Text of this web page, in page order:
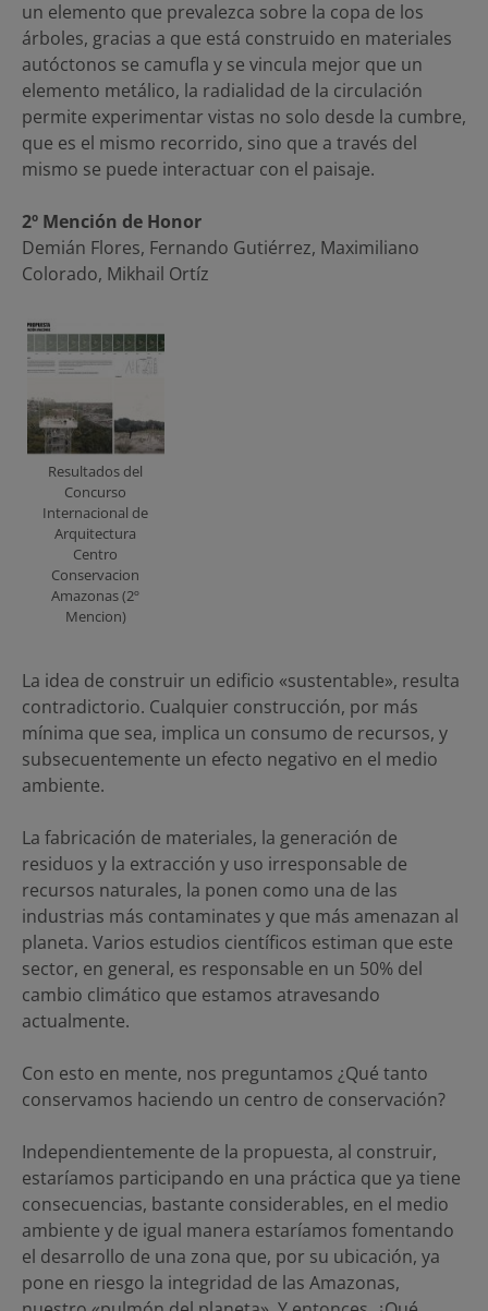
un elemento que prevalezca sobre la copa de los
árboles, gracias a que está construido en materiales
autóctonos se camufla y se vincula mejor que un
elemento metálico, la radialidad de la circulación
permite experimentar vistas no solo desde la cumbre,
que es el mismo recorrido, sino que a través del
mismo se puede interactuar con el paisaje.
2º Mención de Honor
Demián Flores, Fernando Gutiérrez, Maximiliano
Colorado, Mikhail Ortíz
Resultados del
Concurso
Internacional de
Arquitectura
Centro
Conservacion
Amazonas (2º
Mencion)
La idea de construir un edificio «sustentable», resulta
contradictorio. Cualquier construcción, por más
mínima que sea, implica un consumo de recursos, y
subsecuentemente un efecto negativo en el medio
ambiente.
La fabricación de materiales, la generación de
residuos y la extracción y uso irresponsable de
recursos naturales, la ponen como una de las
industrias más contaminates y que más amenazan al
planeta. Varios estudios científicos estiman que este
sector, en general, es responsable en un 50% del
cambio climático que estamos atravesando
actualmente.
Con esto en mente, nos preguntamos ¿Qué tanto
conservamos haciendo un centro de conservación?
Independientemente de la propuesta, al construir,
estaríamos participando en una práctica que ya tiene
consecuencias, bastante considerables, en el medio
ambiente y de igual manera estaríamos fomentando
el desarrollo de una zona que, por su ubicación, ya
pone en riesgo la integridad de las Amazonas,